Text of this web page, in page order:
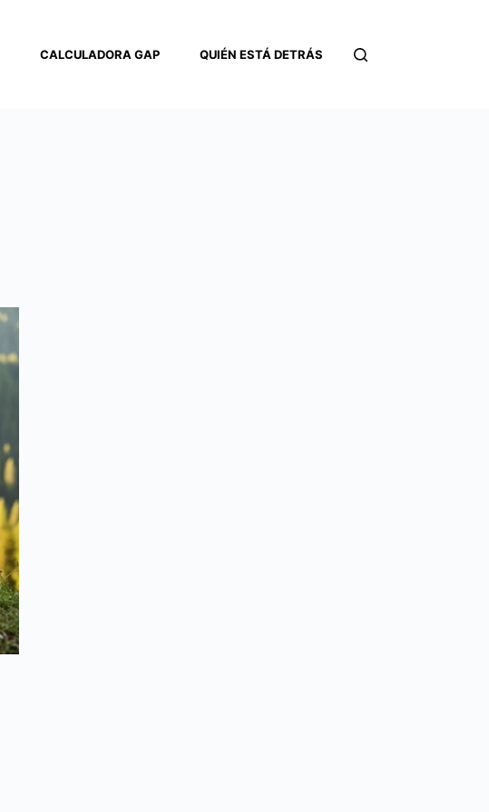
CALCULADORA GAP QUIÉN ESTÁ DETRÁS CONTACTO